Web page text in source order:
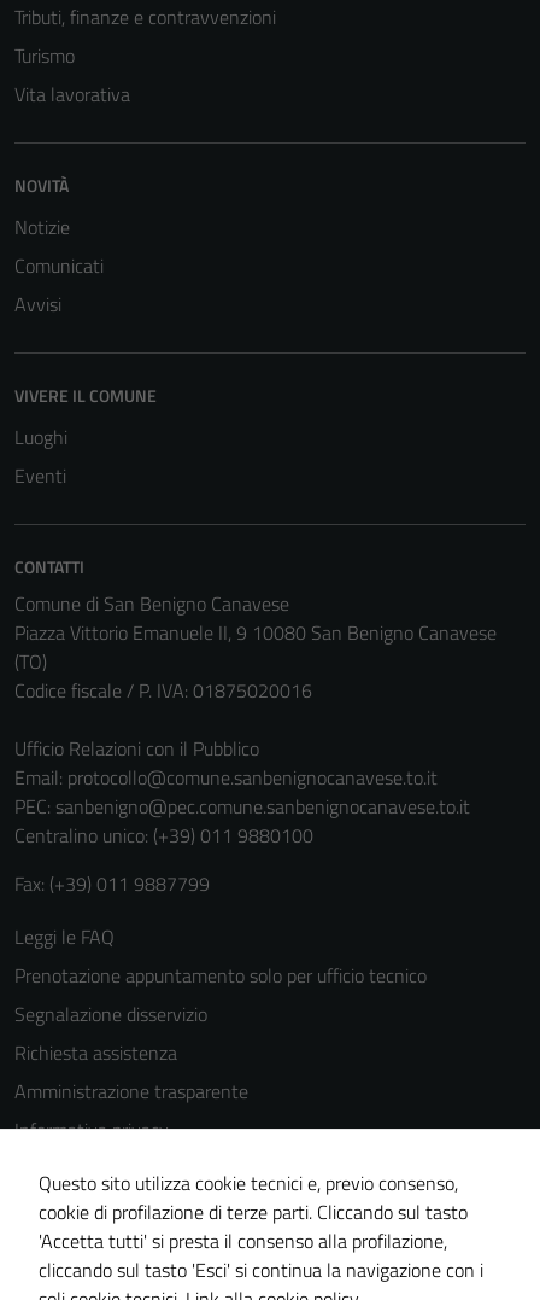
Tributi, finanze e contravvenzioni
Turismo
Vita lavorativa
NOVITÀ
Notizie
Comunicati
Avvisi
VIVERE IL COMUNE
Luoghi
Eventi
CONTATTI
Comune di San Benigno Canavese
Piazza Vittorio Emanuele II, 9 10080 San Benigno Canavese
(TO)
Codice fiscale / P. IVA: 01875020016
Ufficio Relazioni con il Pubblico
Email: protocollo@comune.sanbenignocanavese.to.it
PEC: sanbenigno@pec.comune.sanbenignocanavese.to.it
Centralino unico: (+39) 011 9880100
Fax: (+39) 011 9887799
Leggi le FAQ
Prenotazione appuntamento solo per ufficio tecnico
Segnalazione disservizio
Richiesta assistenza
Amministrazione trasparente
Informativa privacy
Note legali
Dichiarazione di accessibilità
Piano di miglioramento del sito
Questo sito utilizza cookie tecnici e, previo consenso,
cookie di profilazione di terze parti. Cliccando sul tasto
'Accetta tutti' si presta il consenso alla profilazione,
cliccando sul tasto 'Esci' si continua la navigazione con i
del sito e non
Questi cookie
informazioni